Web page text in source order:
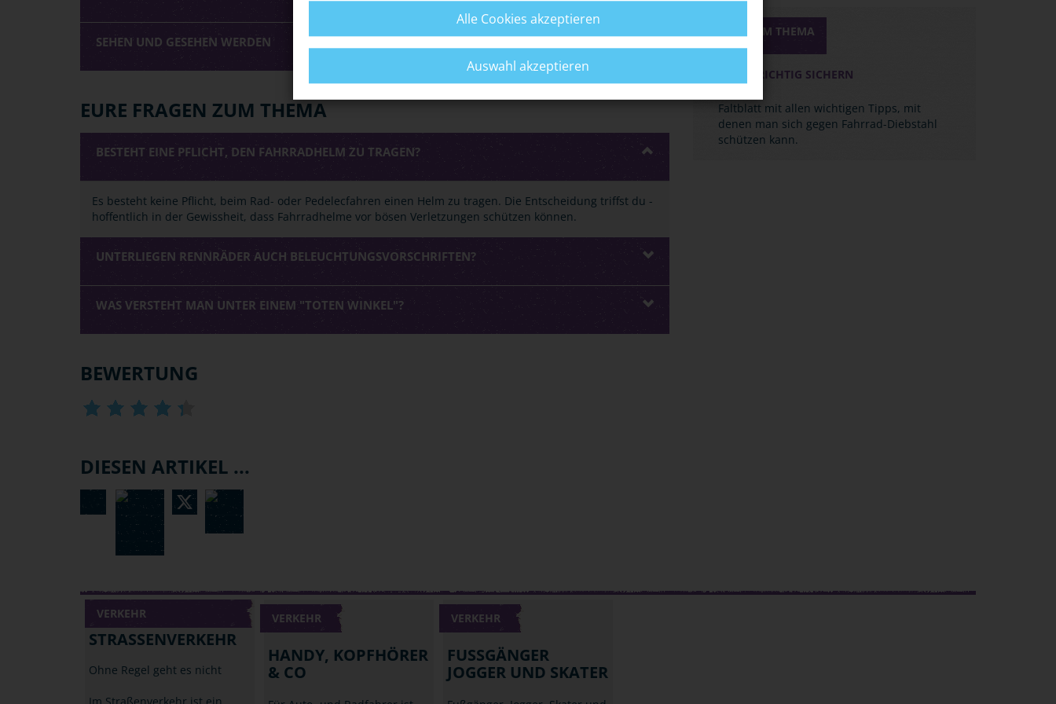
SEHEN UND GESEHEN WERDEN
EURE FRAGEN ZUM THEMA
BESTEHT EINE PFLICHT, DEN FAHRRADHELM ZU TRAGEN?
Es besteht keine Pflicht, beim Rad- oder Pedelecfahren einen Helm zu tragen. Die Entscheidung triffst du -
hoffentlich in der Gewissheit, dass Fahrradhelme vor bösen Verletzungen schützen können.
UNTERLIEGEN RENNRÄDER AUCH BELEUCHTUNGSVORSCHRIFTEN?
WAS VERSTEHT MAN UNTER EINEM "TOTEN WINKEL"?
BEWERTUNG
DIESEN ARTIKEL ...
MEDIEN ZUM THEMA
RÄDER RICHTIG SICHERN
Faltblatt mit allen wichtigen Tipps, mit
denen man sich gegen Fahrrad-Diebstahl
schützen kann.
VERKEHR
STRASSENVERKEHR
Ohne Regel geht es nicht
Im Straßenverkehr ist ein
VERKEHR
HANDY, KOPFHÖRER
& CO
VERKEHR
FUSSGÄNGER J
OGGER UND SKATER
Alle Cookies akzeptieren
Auswahl akzeptieren